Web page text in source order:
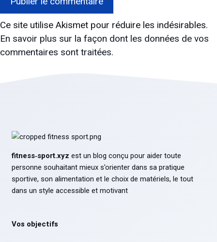
Ce site utilise Akismet pour réduire les indésirables.
En savoir plus sur la façon dont les données de vos
commentaires sont traitées.
fitness‑sport.xyz est un blog conçu pour aider toute
personne souhaitant mieux s’orienter dans sa pratique
sportive, son alimentation et le choix de matériels, le tout
dans un style accessible et motivant
Vos objectifs